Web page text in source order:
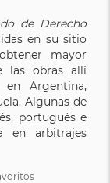
de Derecho
en su sitio
mayor
las obras allí
Argentina,
Algunas de
portugués e
en arbitrajes